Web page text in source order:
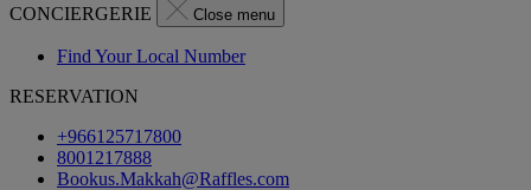
CONCIERGERIE Close menu
Find Your Local Number
RESERVATION
+966125717800
8001217888
Bookus.Makkah@Raffles.com